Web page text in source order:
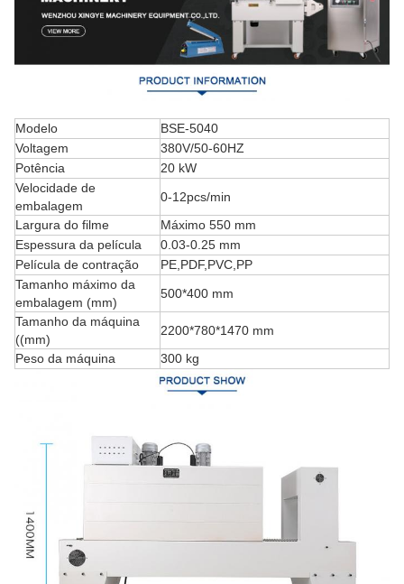
Modelo
BSE-5040
Voltagem
380V/50-60HZ
Potência
20 kW
Velocidade de
embalagem
0-12pcs/min
Largura do filme
Máximo 550 mm
Espessura da película
0.03-0.25 mm
Película de contração
PE,PDF,PVC,PP
Tamanho máximo da
embalagem (mm)
500*400 mm
Tamanho da máquina
((mm)
2200*780*1470 mm
Peso da máquina
300 kg